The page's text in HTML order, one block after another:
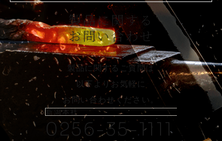
製品に関する
お問い合わせ
製品に関するご質問は
以下よりお気軽に
お問い合わせください。
新潟本社
0256-35-1111